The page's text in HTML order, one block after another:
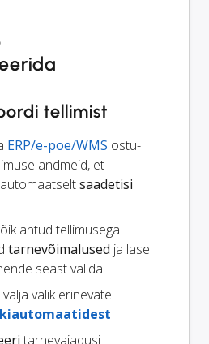
tellimist
ERP/e-poe/WMS ostu-
andmeid, et
saadetisi
antud tellimusega
tarnevõimalused ja lase
seast valida
valik erinevate
tarnevajadusi